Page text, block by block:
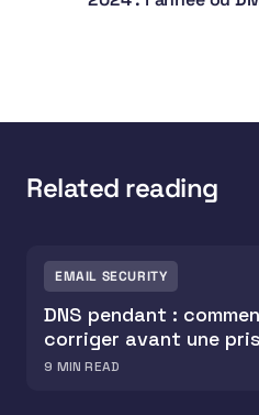
Related reading
EMAIL SECURITY
DNS pendant :
corriger avant une
9 MIN READ